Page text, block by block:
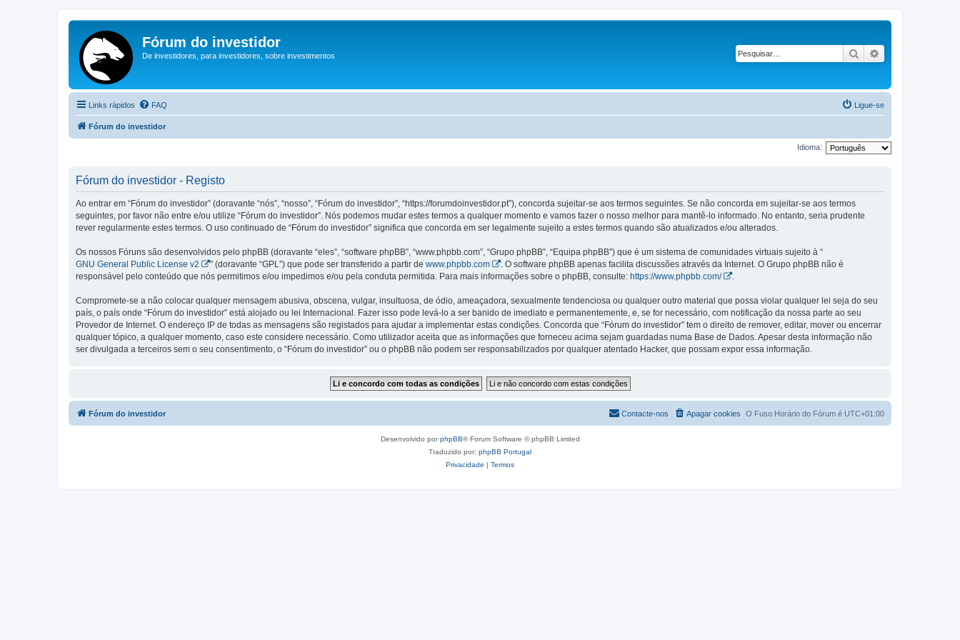
Fórum do investidor
De investidores, para investidores, sobre investimentos Pesquisar
Links rápidos FAQ Ligue-se
Fórum do investidor
Idioma:
Fórum do investidor - Registo
Ao entrar em “Fórum do investidor” (doravante “nós”, “nosso”, “Fórum do investidor”, “https://forumdoinvestidor.pt”), concorda sujeitar-se aos termos seguintes. Se não concorda em sujeitar-se aos termos
seguintes, por favor não entre e/ou utilize “Fórum do investidor”. Nós podemos mudar estes termos a qualquer momento e vamos fazer o nosso melhor para mantê-lo informado. No entanto, seria prudente
rever regularmente estes termos. O uso continuado de “Fórum do investidor” significa que concorda em ser legalmente sujeito a estes termos quando são atualizados e/ou alterados.
Os nossos Fóruns são desenvolvidos pelo phpBB (doravante “eles”, “software phpBB”, “www.phpbb.com”, “Grupo phpBB”, “Equipa phpBB”) que é um sistema de comunidades virtuais sujeito à “
GNU General Public License v2
” (doravante “GPL”) que pode ser transferido a partir de www.phpbb.com
. O software phpBB apenas facilita discussões através da Internet. O Grupo phpBB não é
responsável pelo conteúdo que nós permitimos e/ou impedimos e/ou pela conduta permitida. Para mais informações sobre o phpBB, consulte: https://www.phpbb.com/ .
Compromete-se a não colocar qualquer mensagem abusiva, obscena, vulgar, insultuosa, de ódio, ameaçadora, sexualmente tendenciosa ou qualquer outro material que possa violar qualquer lei seja do seu
país, o país onde “Fórum do investidor” está alojado ou lei Internacional. Fazer isso pode levá-lo a ser banido de imediato e permanentemente, e, se for necessário, com notificação da nossa parte ao seu
Provedor de Internet. O endereço IP de todas as mensagens são registados para ajudar a implementar estas condições. Concorda que “Fórum do investidor” tem o direito de remover, editar, mover ou encerrar
qualquer tópico, a qualquer momento, caso este considere necessário. Como utilizador aceita que as informações que forneceu acima sejam guardadas numa Base de Dados. Apesar desta informação não
ser divulgada a terceiros sem o seu consentimento, o “Fórum do investidor” ou o phpBB não podem ser responsabilizados por qualquer atentado Hacker, que possam expor essa informação.
Fórum do investidor O Fuso Horário do Fórum é UTC+01:00
Apagar cookies
Contacte-nos
Desenvolvido porphpBB® Forum Software © phpBB Limited
Traduzido por: phpBB Portugal
Privacidade | Termos